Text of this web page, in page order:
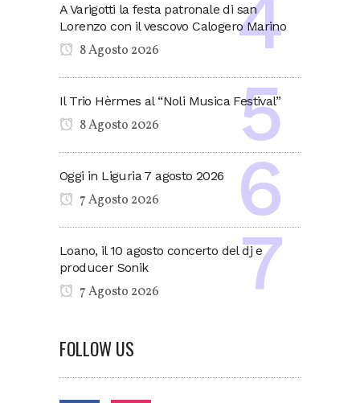
A Varigotti la festa patronale di san
Lorenzo con il vescovo Calogero Marino
8 Agosto 2026
Il Trio Hèrmes al “Noli Musica Festival”
8 Agosto 2026
Oggi in Liguria 7 agosto 2026
7 Agosto 2026
Loano, il 10 agosto concerto del dj e
producer Sonik
7 Agosto 2026
FOLLOW US